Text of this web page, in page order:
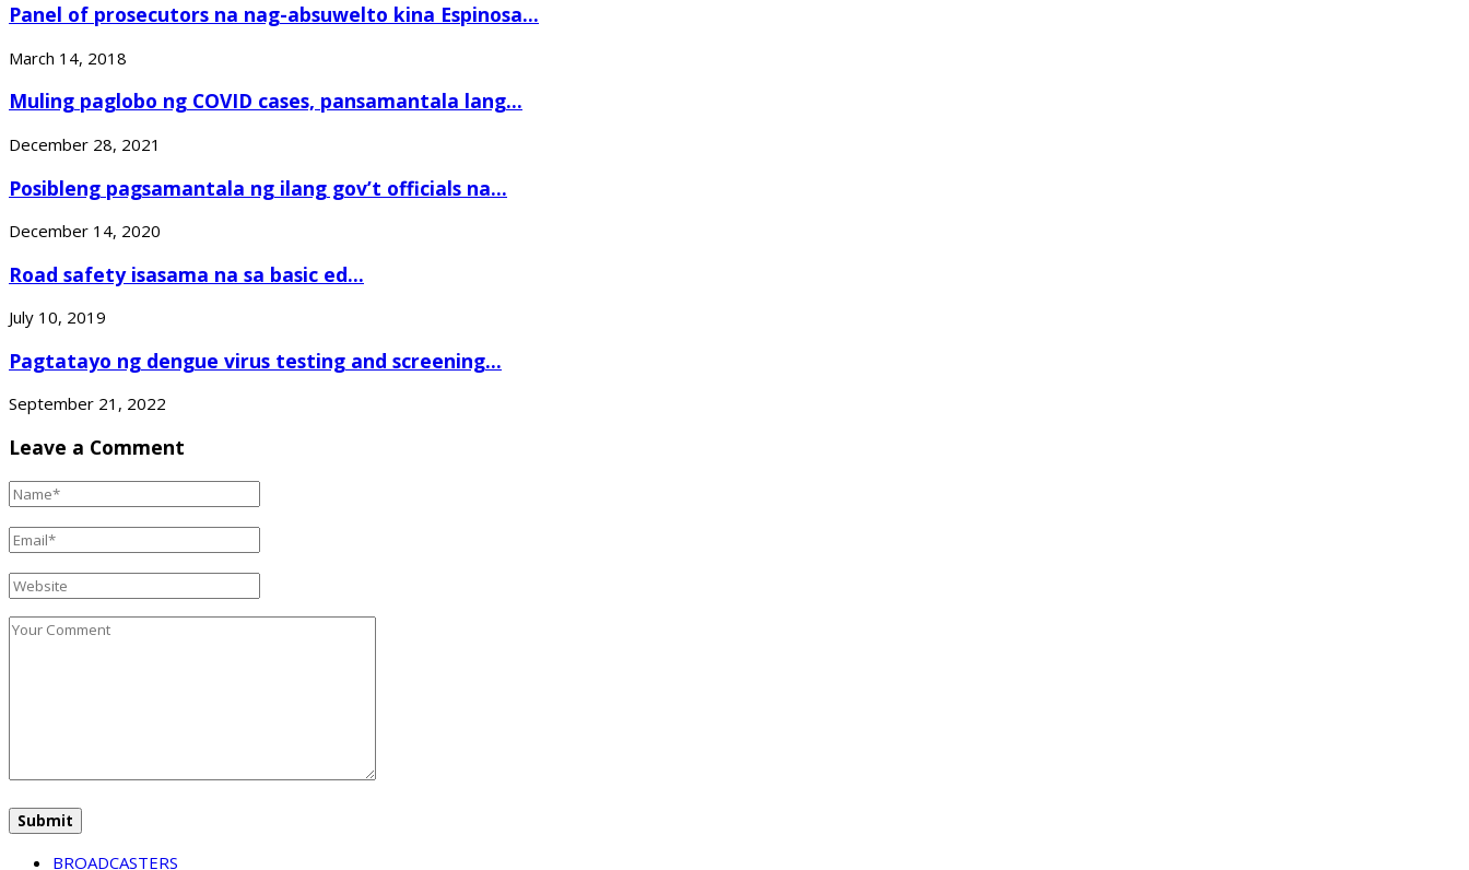
Panel of prosecutors na nag-absuwelto kina Espinosa...
March 14, 2018
Muling paglobo ng COVID cases, pansamantala lang...
December 28, 2021
Posibleng pagsamantala ng ilang gov’t officials na...
December 14, 2020
Road safety isasama na sa basic ed...
July 10, 2019
Pagtatayo ng dengue virus testing and screening...
September 21, 2022
Leave a Comment
BROADCASTERS